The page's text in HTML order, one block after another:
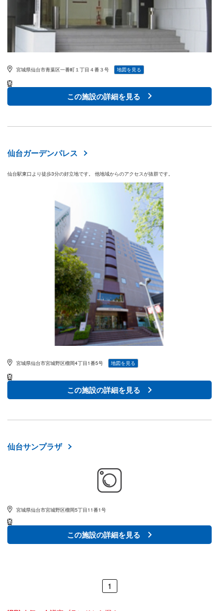
宮城県仙台市青葉区一番町１丁目４番３号 地図を見る
この施設の詳細を見る
仙台ガーデンパレス
仙台駅東口より徒歩3分の好立地です。 他地域からのアクセスが抜群です。
宮城県仙台市宮城野区榴岡4丁目1番5号 地図を見る
この施設の詳細を見る
仙台サンプラザ
宮城県仙台市宮城野区榴岡5丁目11番1号
この施設の詳細を見る
1